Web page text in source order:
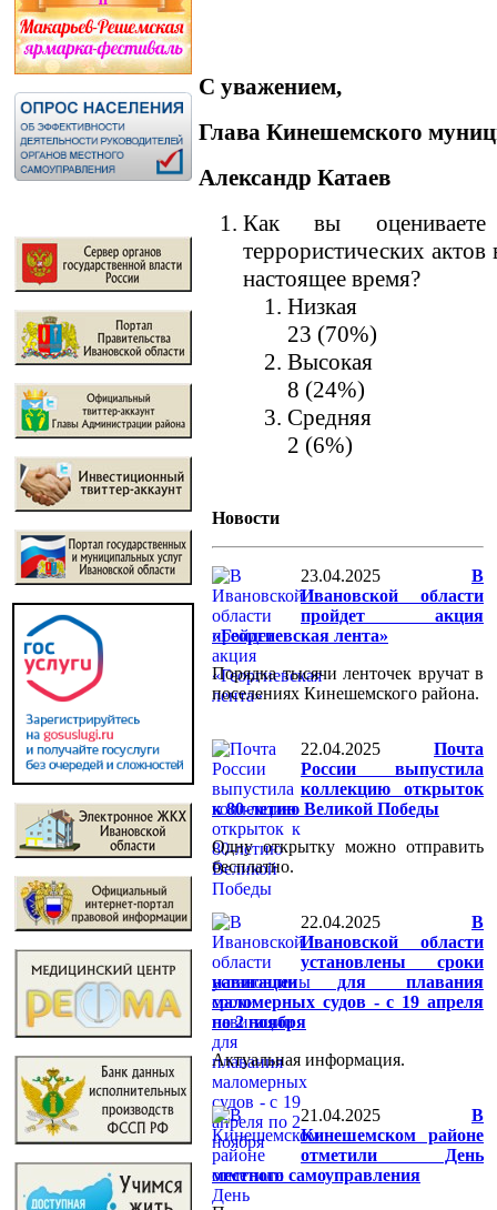
С уважением,
Глава Кинешемского
Александр Катаев
Как вы оцениваете
террористических
настоящее время?
Низкая
23 (70%)
Высокая
8 (24%)
Средняя
2 (6%)
Новости
23.04.2025
В
Ивановской области
пройдет акция
«Георгиевская лента»
Порядка тысячи ленточек вручат в
поселениях Кинешемского района.
22.04.2025
Почта
России выпустила
коллекцию открыток
к 80-летию Великой Победы
Одну открытку можно отправить
бесплатно.
22.04.2025
В
Ивановской области
установлены сроки
навигации для плавания
маломерных судов - с 19 апреля
по 2 ноября
Актуальная информация.
21.04.2025
В
Кинешемском районе
отметили День
местного самоуправления